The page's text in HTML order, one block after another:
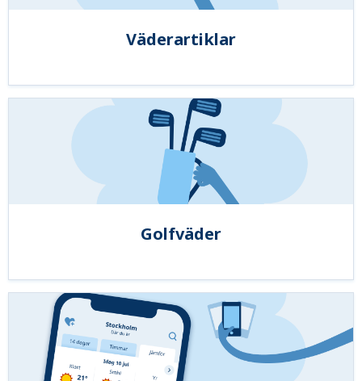
Väderartiklar
Golfväder